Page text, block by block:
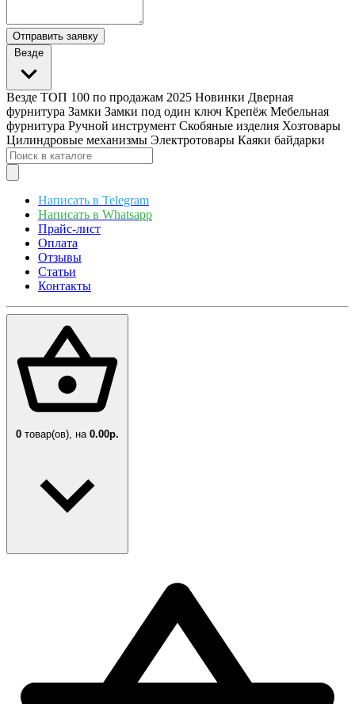
Отправить заявку
Везде
Везде ТОП 100 по продажам 2025 Новинки Дверная
фурнитура Замки Замки под один ключ Крепёж Мебельная
фурнитура Ручной инструмент Скобяные изделия Хозтовары
Цилиндровые механизмы Электротовары Каяки байдарки
Написать в Telegram
Написать в Whatsapp
Прайс-лист
Оплата
Отзывы
Статьи
Контакты
0 товар(ов), на 0.00р.